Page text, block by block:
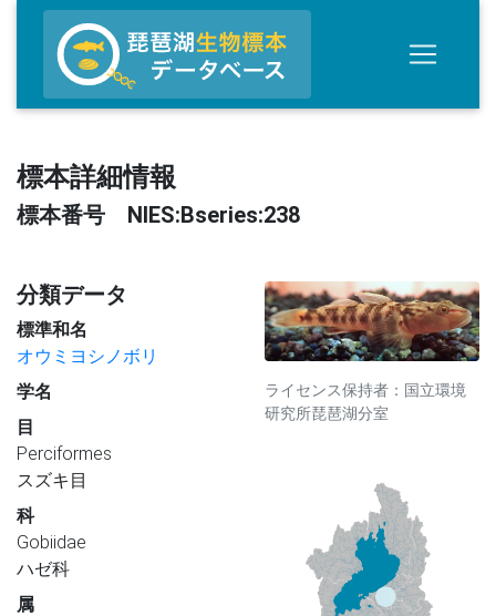
標本詳細情報
標本番号 NIES:Bseries:238
分類データ
標準和名
オウミヨシノボリ
学名
目
Perciformes
スズキ目
科
Gobiidae
ハゼ科
属
ライセンス保持者：国立環境
研究所琵琶湖分室